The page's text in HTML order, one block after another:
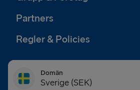
Partners
Regler & Policies
Domän
Sverige (SEK)